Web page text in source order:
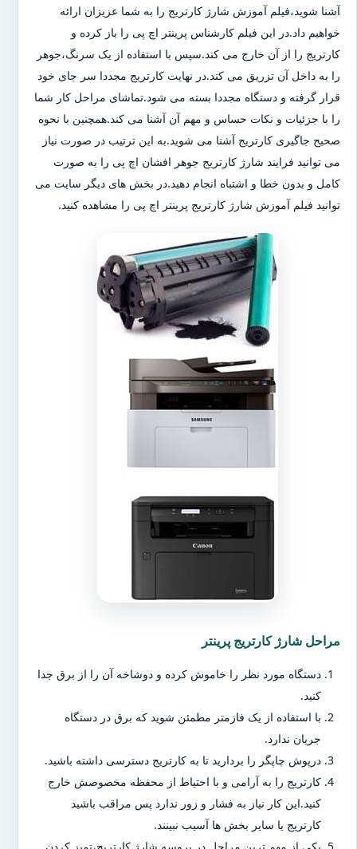
آشنا شوید،فیلم آموزش شارژ کارتریج را به شما عزیزان ارائه
خواهیم داد.در این فیلم کارشناس پرینتر اچ پی را باز کرده و
کارتریج را از آن خارج می کند.سپس با استفاده از یک سرنگ،جوهر
را به داخل آن تزریق می کند.در نهایت کارتریج مجددا سر جای خود
قرار گرفته و دستگاه مجددا بسته می شود.تماشای مراحل کار شما
را با جزئیات و نکات حساس و مهم آن آشنا می کند.همچنین با نحوه
صحیح جاگیری کارتریج آشنا می شوید.به این ترتیب در صورت نیاز
می توانید فرایند شارژ کارتریج جوهر افشان اچ پی را به صورت
کامل و بدون خطا و اشتباه انجام دهید.در بخش های دیگر سایت می
توانید فیلم آموزش شارژ کارتریج پرینتر اچ پی را مشاهده کنید.
مراحل شارژ کارتریج پرینتر
دستگاه مورد نظر را خاموش کرده و دوشاخه آن را از برق جدا
کنید.
با استفاده از یک فازمتر مطمئن شوید که برق در دستگاه
جریان ندارد.
درپوش چاپگر را بردارید تا به کارتریج دسترسی داشته باشید.
کارتریج را به آرامی و با احتیاط از محفظه مخصوصش خارج
کنید.این کار نیاز به فشار و زور ندارد پس مراقب باشید
کارتریج یا سایر بخش ها آسیب نبینند.